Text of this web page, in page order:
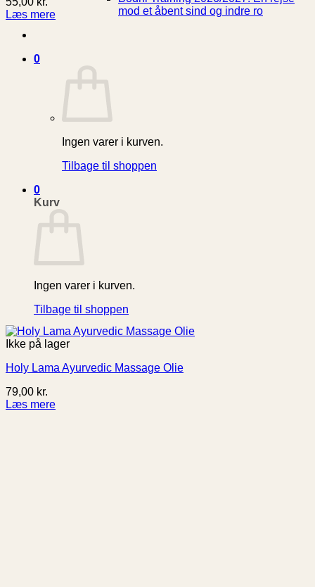
mod et åbent sind og indre ro
0
Ingen varer i kurven.
Tilbage til shoppen
0
Kurv
Ingen varer i kurven.
Tilbage til shoppen
Læs mere
Ikke på lager
Holy Lama Ayurvedic Massage Olie
79,00 kr.
Læs mere